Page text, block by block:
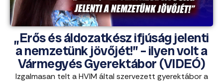
„Erős és áldozatkész ifjúság jelenti
a nemzetünk jövőjét!” – ilyen volt a
Vármegyés Gyerektábor (VIDEÓ)
Izgalmasan telt a HVIM által szervezett gyerektábor a